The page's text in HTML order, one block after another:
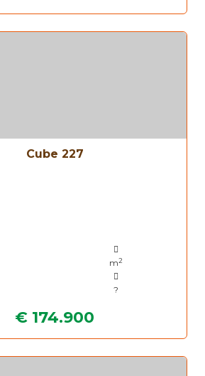
Cube 227
m2
?
€ 174.900